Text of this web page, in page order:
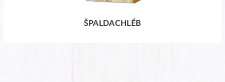
ŠPALDACHLÉB